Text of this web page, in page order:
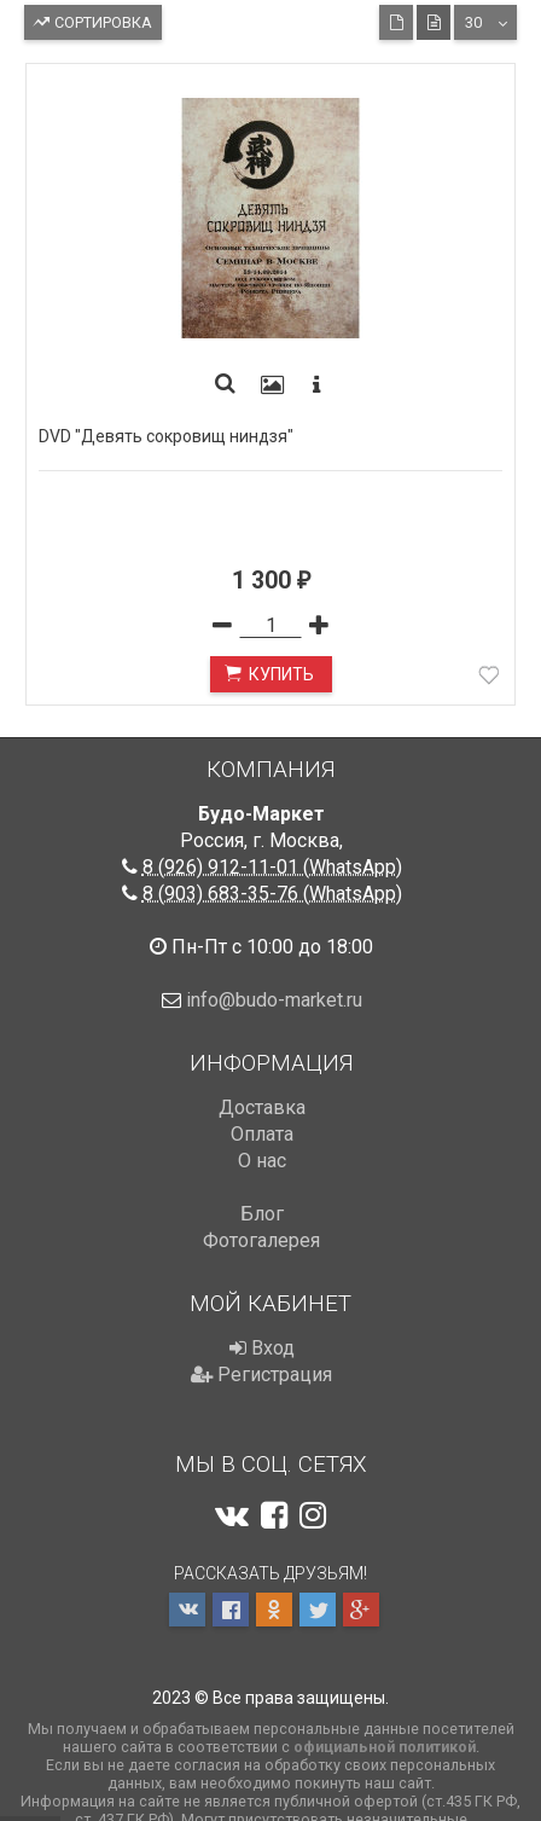
СОРТИРОВКА 30
DVD "Девять сокровищ ниндзя"
1 300 ₽
КУПИТЬ
КОМПАНИЯ
Будо-Маркет
Россия, г. Москва,
8 (926) 912-11-01 (WhatsApp)
8 (903) 683-35-76 (WhatsApp)
Пн-Пт с 10:00 до 18:00
info@budo-market.ru
ИНФОРМАЦИЯ
Доставка
Оплата
О нас
Блог
Фотогалерея
МОЙ КАБИНЕТ
Вход
Регистрация
МЫ В СОЦ. СЕТЯХ
РАССКАЗАТЬ ДРУЗЬЯМ!
2023 © Все права защищены.
Мы получаем и обрабатываем персональные данные посетителей
нашего сайта в соответствии с официальной политикой.
Если вы не даете согласия на обработку своих персональных
данных, вам необходимо покинуть наш сайт.
Информация на сайте не является публичной офертой (ст.435 ГК РФ,